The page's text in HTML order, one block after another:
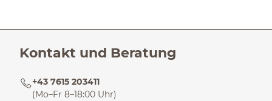
Kontakt und Beratung
+43 7615 203411
(Mo–Fr 8–18:00 Uhr)